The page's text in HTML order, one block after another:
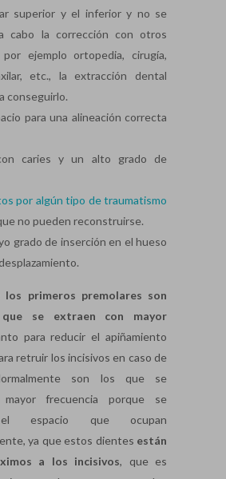
superior y el inferior y no se
cabo la corrección con otros
ejemplo ortopedia, cirugía,
etc., la extracción dental
conseguirlo.
para una alineación correcta
caries y un alto grado de
por algún tipo de traumatismo
no pueden reconstruirse.
grado de inserción en el hueso
los primeros premolares son
se extraen con mayor
para reducir el apiñamiento
retruir los incisivos en caso de
son los que se
frecuencia porque se
el espacio que ocupan
ya que estos dientes están
a los incisivos, que es